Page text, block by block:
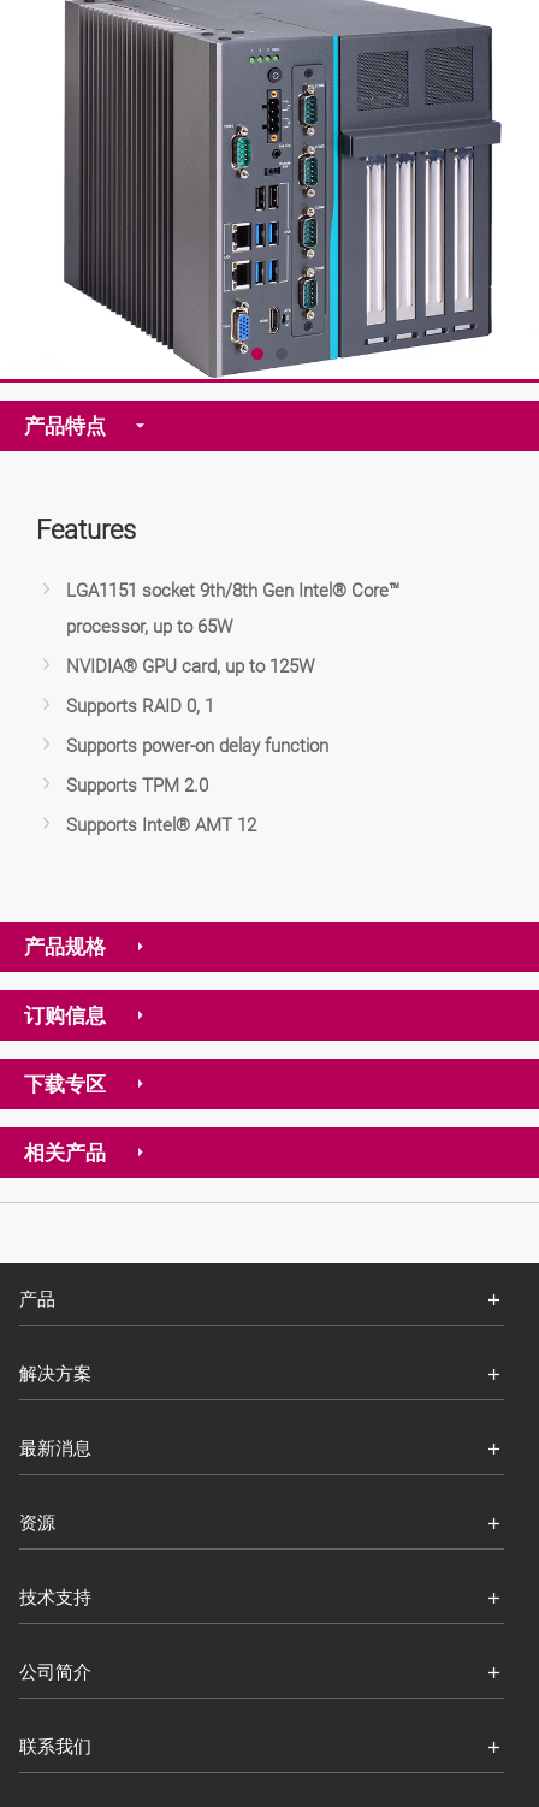
产品特点
Features
LGA1151 socket 9th/8th Gen Intel® Core™
processor, up to 65W
NVIDIA® GPU card, up to 125W
Supports RAID 0, 1
Supports power-on delay function
Supports TPM 2.0
Supports Intel® AMT 12
产品规格
订购信息
下载专区
相关产品
产品
解决方案
最新消息
资源
技术支持
公司简介
联系我们